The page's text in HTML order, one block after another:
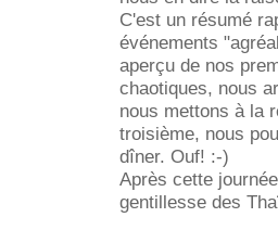
C'est un résumé
événements
aperçu de nos
chaotiques, nous
nous mettons à la
troisième, nous
dîner. Ouf! :-)
Après cette
gentillesse des